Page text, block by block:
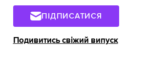
ПІДПИСАТИСЯ
Подивитись свіжий випуск